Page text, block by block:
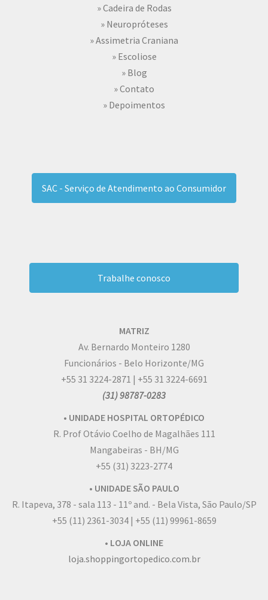
» Cadeira de Rodas
» Neuropróteses
» Assimetria Craniana
» Escoliose
» Blog
» Contato
» Depoimentos
SAC - Serviço de Atendimento ao Consumidor
Trabalhe conosco
MATRIZ
Av. Bernardo Monteiro 1280
Funcionários - Belo Horizonte/MG
+55 31 3224-2871 | +55 31 3224-6691
(31) 98787-0283
• UNIDADE HOSPITAL ORTOPÉDICO
R. Prof Otávio Coelho de Magalhães 111
Mangabeiras - BH/MG
+55 (31) 3223-2774
• UNIDADE SÃO PAULO
R. Itapeva, 378 - sala 113 - 11º and. - Bela Vista, São Paulo/SP
+55 (11) 2361-3034 | +55 (11) 99961-8659
• LOJA ONLINE
loja.shoppingortopedico.com.br